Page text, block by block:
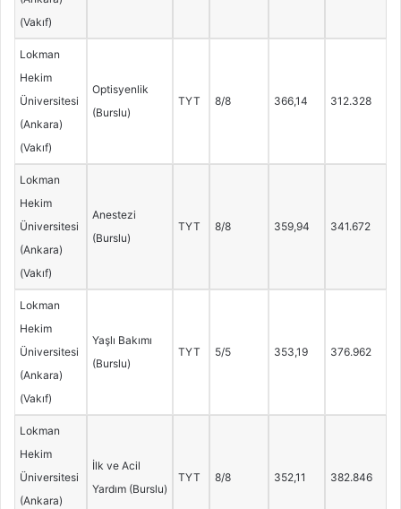
(Vakıf)
Lokman
Hekim
Üniversitesi
(Ankara)
(Vakıf)
Optisyenlik
(Burslu)
TYT 8/8 366,14 312.328
Lokman
Hekim
Üniversitesi
(Ankara)
(Vakıf)
Anestezi
(Burslu)
TYT 8/8 359,94 341.672
Lokman
Hekim
Üniversitesi
(Ankara)
(Vakıf)
Yaşlı Bakımı
(Burslu)
TYT 5/5 353,19 376.962
Lokman
Hekim
Üniversitesi
(Ankara)
İlk ve Acil
Yardım (Burslu)
TYT 8/8 352,11 382.846